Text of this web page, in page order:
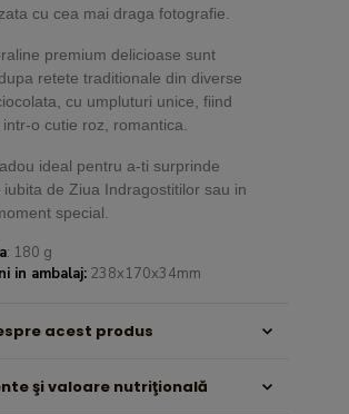
cu cea mai draga fotografie.
premium delicioase sunt
retete traditionale din diverse
cu umpluturi unice, fiind
o cutie roz, romantica.
ideal pentru a-ti surprinde
iubita de Ziua Indragostitilor sau in
special.
: 180 g
in ambalaj: 238x170x34mm
acest produs
şi valoare nutriţională